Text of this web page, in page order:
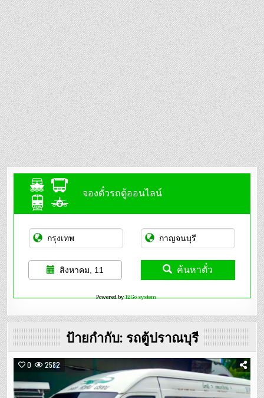
จองตั๋วรถตู้ออนไลน์
สิงหาคม, 11 ค้นหาตั๋ว
Powered by12Go system
ป้ายกำกับ: รถตู้ปราณบุรี
0 2582